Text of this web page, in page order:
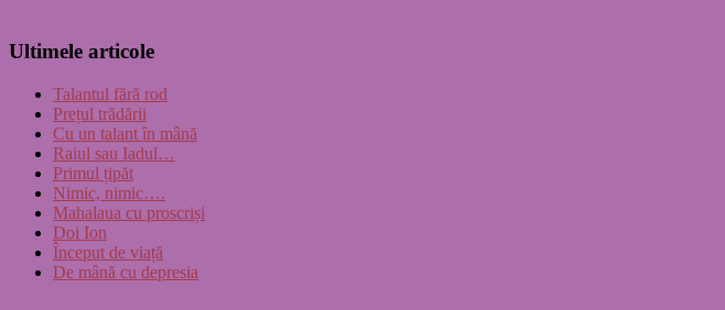
Ultimele articole
Talantul fără rod
Prețul trădării
Cu un talant în mână
Raiul sau Iadul…
Primul țipăt
Nimic, nimic….
Mahalaua cu proscriși
Doi Ion
Început de viață
De mână cu depresia